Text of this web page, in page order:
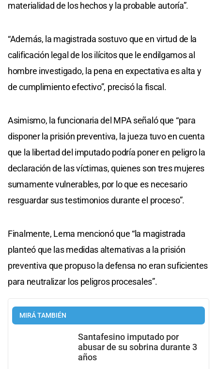
materialidad de los hechos y la probable autoría”.
“Además, la magistrada sostuvo que en virtud de la
calificación legal de los ilícitos que le endilgamos al
hombre investigado, la pena en expectativa es alta y
de cumplimiento efectivo”, precisó la fiscal.
Asimismo, la funcionaria del MPA señaló que “para
disponer la prisión preventiva, la jueza tuvo en cuenta
que la libertad del imputado podría poner en peligro la
declaración de las víctimas, quienes son tres mujeres
sumamente vulnerables, por lo que es necesario
resguardar sus testimonios durante el proceso”.
Finalmente, Lema mencionó que “la magistrada
planteó que las medidas alternativas a la prisión
preventiva que propuso la defensa no eran suficientes
para neutralizar los peligros procesales”.
MIRÁ TAMBIÉN
Santafesino imputado por
abusar de su sobrina durante 3
años